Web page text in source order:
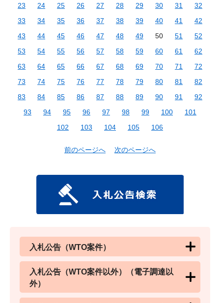
23
24 25 26 27 28 29 30 31
32
33
34 35 36 37 38 39 40 41
42
43
44 45 46 47 48 49 50 51
52
53
54 55 56 57 58 59 60 61
62
63
64 65 66 67 68 69 70 71
72
73
74 75 76 77 78 79 80 81
82
83
84 85 86 87 88 89 90 91
92
93
94 95 96 97 98 99 100
101
102
103 104 105 106
前のページへ 次のページへ
入札公告（WTO案件）
入札公告（WTO案件以外）（電子調達以
外）